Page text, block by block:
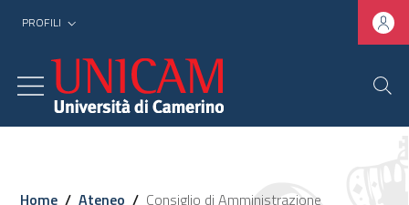
PROFILI
Home / Ateneo / Consiglio di Amministrazione